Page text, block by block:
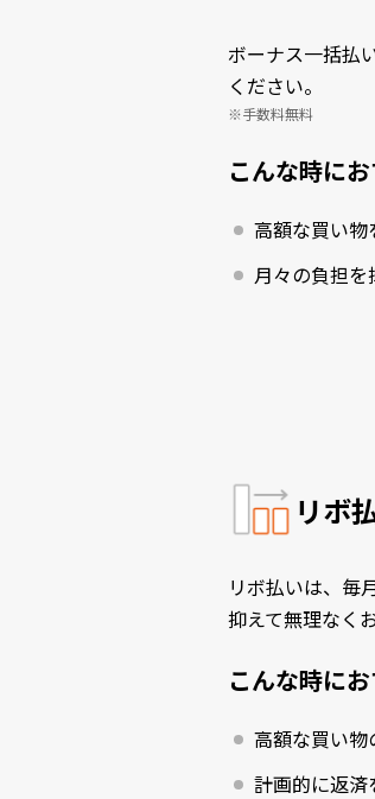
ボーナス一括払
ください。
手数料無料
こんな時にお
高額な買い物
月々の負担を
リボ
リボ払いは、毎
抑えて無理なく
こんな時にお
高額な買い物
計画的に返済